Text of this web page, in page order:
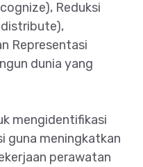
Reduksi
Representasi
dunia yang
mengidentifikasi
guna meningkatkan
perawatan